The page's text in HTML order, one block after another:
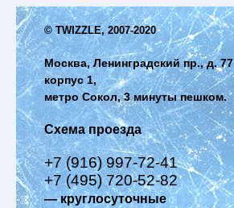
© TWIZZLE, 2007-2020
Москва, Ленинградский пр., д. 77
корпус 1,
метро Сокол, 3 минуты пешком.
Схема проезда
+7 (916) 997-72-41
+7 (495) 720-52-82
— круглосуточные